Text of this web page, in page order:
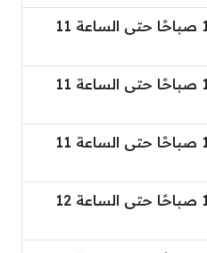
من الساعة 10 صباحًا حتى الساعة 11
من الساعة 10 صباحًا حتى الساعة 11
من الساعة 10 صباحًا حتى الساعة 11
من الساعة 10 صباحًا حتى الساعة 12